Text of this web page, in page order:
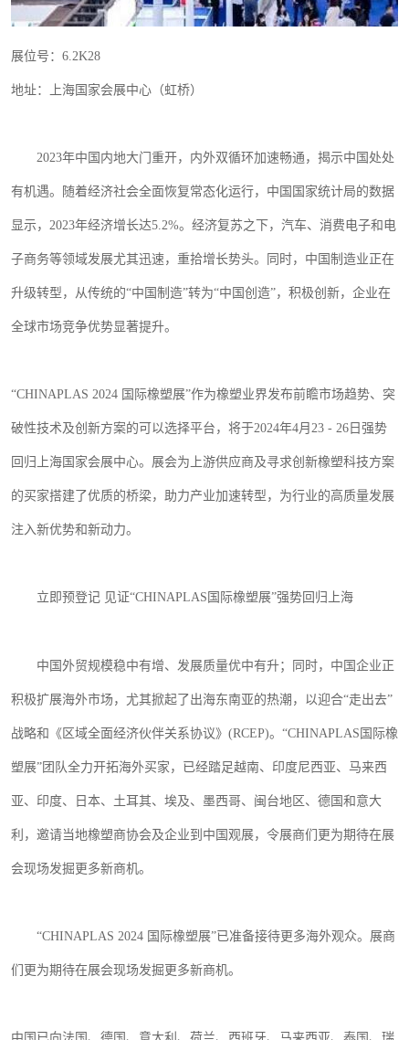
展位号： 6.2K28
地址：上海国家会展中心（虹桥）
2023年中国内地大门重开，内外双循环加速畅通，揭示中国处处
有机遇。随着经济社会全面恢复常态化运行，中国国家统计局的数据
显示， 2023年经济增长达5.2%。经济复苏之下，汽车、消费电子和电
子商务等领域发展尤其迅速，重拾增长势头。同时，中国制造业正在
升级转型，从传统的“中国制造”转为“中国创造”，积极创新，企业在
全球市场竞争优势显著提升。
“CHINAPLAS 2024 国际橡塑展”作为橡塑业界发布前瞻市场趋势、突
破性技术及创新方案的可以选择平台，将于2024年4月 23 - 26 日强势
回归上海国家会展中心。展会为上游供应商及寻求创新橡塑科技方案
的买家搭建了优质的桥梁，助力产业加速转型，为行业的高质量发展
注入新优势和新动力。
立即预登记 见证“CHINAPLAS 国际橡塑展”强势回归上海
中国外贸规模稳中有增、发展质量优中有升；同时，中国企业正
积极扩展海外市场，尤其掀起了出海东南亚的热潮，以迎合“走出去”
战略和《区域全面经济伙伴关系协议》 (RCEP)。“CHINAPLAS 国际橡
塑展”团队全力开拓海外买家，已经踏足越南、印度尼西亚、马来西
亚、印度、日本、土耳其、埃及、墨西哥、闽台地区、德国和意大
利，邀请当地橡塑商协会及企业到中国观展，令展商们更为期待在展
会现场发掘更多新商机。
“CHINAPLAS 2024 国际橡塑展”已准备接待更多海外观众。展商
们更为期待在展会现场发掘更多新商机。